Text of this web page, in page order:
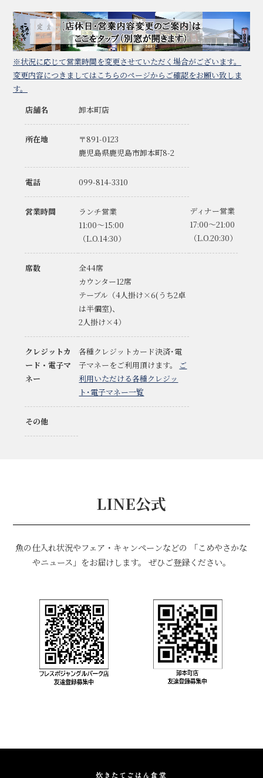
※状況に応じて営業時間を変更させていただく場合がございます。
変更内容につきましてはこちらのページからご確認をお願い致しま
す。
店舗名
卸本町店
所在地
〒891-0123
鹿児島県鹿児島市卸本町8-2
電話 099-814-3310
営業時間
ランチ営業
11:00～15:00
（L.O.14:30）
ディナー営業
17:00～21:00
（L.O.20:30）
席数
全44席
カウンター12席
テーブル（4人掛け×6(うち2卓
は半個室)、
2人掛け×4）
クレジットカ
ード・電子マ
ネー
各種クレジットカード決済･電
子マネーをご利用頂けます。 ご
利用いただける各種クレジッ
ト･電子マネー一覧
その他
LINE公式
魚の仕入れ状況やフェア・キャンペーンなどの 「こめやさかな
やニュース」をお届けします。 ぜひご登録ください。